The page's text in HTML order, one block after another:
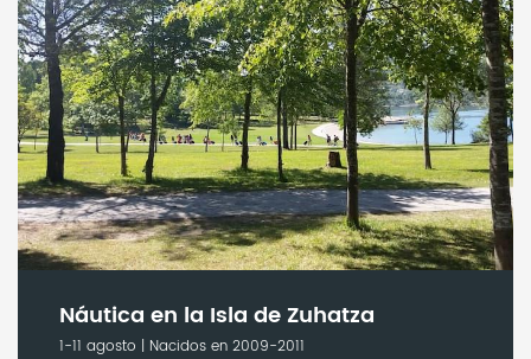
Náutica en la Isla de Zuhatza
1-11 agosto | Nacidos en 2009-2011